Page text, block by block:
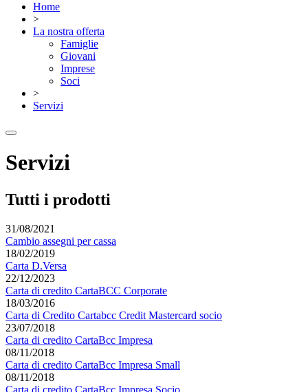
Home
>
La nostra offerta
Famiglie
Giovani
Imprese
Soci
>
Servizi
Servizi
Tutti i prodotti
31/08/2021
Cambio assegni per cassa
18/02/2019
Carta D.Versa
22/12/2023
Carta di credito CartaBCC Corporate
18/03/2016
Carta di Credito Cartabcc Credit Mastercard socio
23/07/2018
Carta di credito CartaBcc Impresa
08/11/2018
Carta di credito CartaBcc Impresa Small
08/11/2018
Carta di credito CartaBcc Impresa Socio